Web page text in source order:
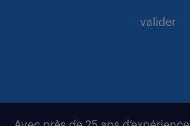
valider